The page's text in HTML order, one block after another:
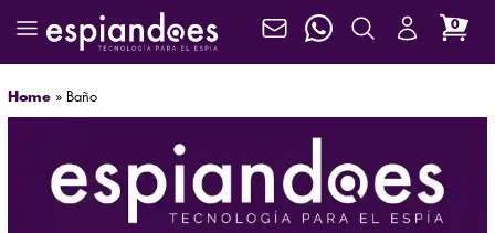
0
Home» Baño